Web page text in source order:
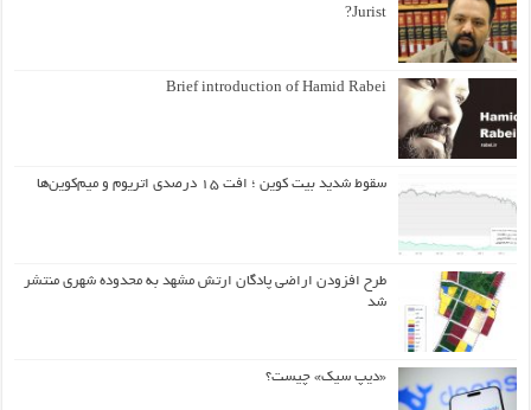
Jurist?
Brief introduction of Hamid Rabei
سقوط شدید بیت کوین ؛ افت ۱۵ درصدی اتریوم و میم‌کوین‌ها
طرح افزودن اراضی پادگان ارتش مشهد به محدوده شهری منتشر
شد
«دیپ سیک» چیست؟